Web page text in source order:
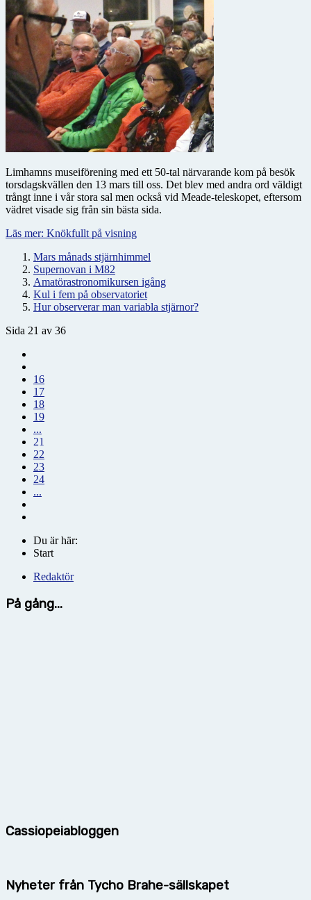
Limhamns museiförening med ett 50-tal närvarande kom på besök
torsdagskvällen den 13 mars till oss. Det blev med andra ord väldigt
trångt inne i vår stora sal men också vid Meade-teleskopet, eftersom
vädret visade sig från sin bästa sida.
Läs mer: Knökfullt på visning
Mars månads stjärnhimmel
Supernovan i M82
Amatörastronomikursen igång
Kul i fem på observatoriet
Hur observerar man variabla stjärnor?
Sida 21 av 36
16
17
18
19
...
21
22
23
24
...
Du är här:
Start
Redaktör
På gång...
Cassiopeiabloggen
Nyheter från Tycho Brahe-sällskapet